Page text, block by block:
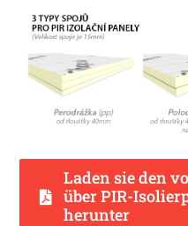
Laden sie den
über PIR-
herunter